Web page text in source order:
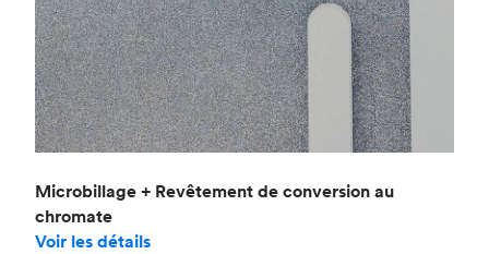
Microbillage + Revêtement de conversion au
chromate
Voir les détails